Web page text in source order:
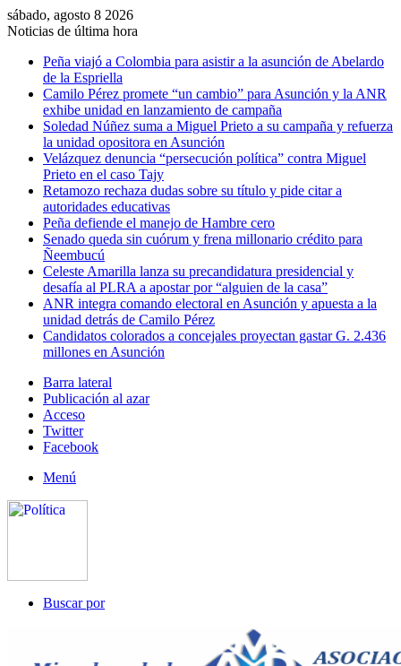
sábado, agosto 8 2026
Noticias de última hora
Peña viajó a Colombia para asistir a la asunción de Abelardo
de la Espriella
Camilo Pérez promete “un cambio” para Asunción y la ANR
exhibe unidad en lanzamiento de campaña
Soledad Núñez suma a Miguel Prieto a su campaña y refuerza
la unidad opositora en Asunción
Velázquez denuncia “persecución política” contra Miguel
Prieto en el caso Tajy
Retamozo rechaza dudas sobre su título y pide citar a
autoridades educativas
Peña defiende el manejo de Hambre cero
Senado queda sin cuórum y frena millonario crédito para
Ñeembucú
Celeste Amarilla lanza su precandidatura presidencial y
desafía al PLRA a apostar por “alguien de la casa”
ANR integra comando electoral en Asunción y apuesta a la
unidad detrás de Camilo Pérez
Candidatos colorados a concejales proyectan gastar G. 2.436
millones en Asunción
Barra lateral
Publicación al azar
Acceso
Twitter
Facebook
Menú
Buscar por